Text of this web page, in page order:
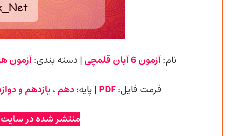
نام:آزمون 6 آبان قلمچی | دسته بندی:آزمون
فرمت فایل:PDF | پایه:دهم ، یازدهم و
منتشر شده در سایت